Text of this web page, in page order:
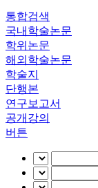
통합검색
국내학술논문
학위논문
해외학술논문
학술지
단행본
연구보고서
공개강의
버튼